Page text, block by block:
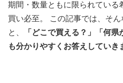
期間・数量ともに限られている
買い必至。 この記事では、そ
と、
「どこで買える？」「何
も分かりやすくお答えしていき